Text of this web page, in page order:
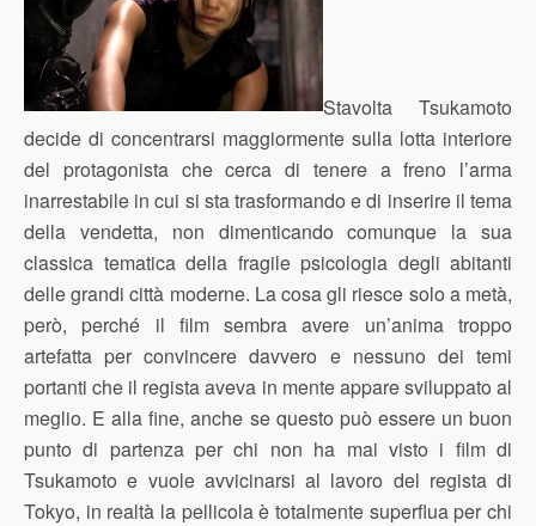
Stavolta Tsukamoto
decide di concentrarsi maggiormente sulla lotta interiore
del protagonista che cerca di tenere a freno l’arma
inarrestabile in cui si sta trasformando e di inserire il tema
della vendetta, non dimenticando comunque la sua
classica tematica della fragile psicologia degli abitanti
delle grandi città moderne. La cosa gli riesce solo a metà,
però, perché il film sembra avere un’anima troppo
artefatta per convincere davvero e nessuno dei temi
portanti che il regista aveva in mente appare sviluppato al
meglio. E alla fine, anche se questo può essere un buon
punto di partenza per chi non ha mai visto i film di
Tsukamoto e vuole avvicinarsi al lavoro del regista di
Tokyo, in realtà la pellicola è totalmente superflua per chi